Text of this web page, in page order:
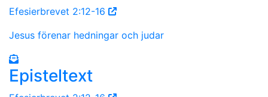
Efesierbrevet 2:12-16
Jesus förenar hedningar och judar
Episteltext